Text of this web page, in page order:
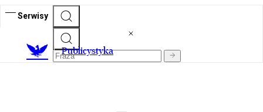
Serwisy
Publicystyka